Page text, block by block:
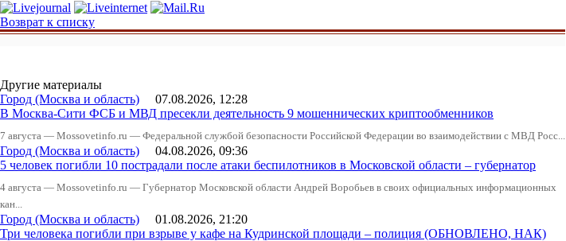
Возврат к списку
Другие материалы
Город (Москва и область) 07.08.2026, 12:28
В Москва-Сити ФСБ и МВД пресекли деятельность 9 мошеннических криптообменников
7 августа — Mossovetinfo.ru — Федеральной службой безопасности Российской Федерации во взаимодействии с МВД Росс...
Город (Москва и область) 04.08.2026, 09:36
5 человек погибли 10 пострадали после атаки беспилотников в Московской области – губернатор
4 августа — Mossovetinfo.ru — Губернатор Московской области Андрей Воробьев в своих официальных информационных
кан...
Город (Москва и область) 01.08.2026, 21:20
Три человека погибли при взрыве у кафе на Кудринской площади – полиция (ОБНОВЛЕНО, НАК)